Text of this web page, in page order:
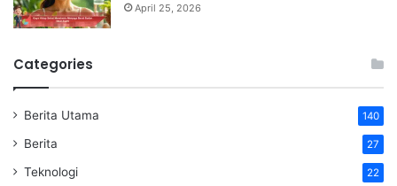
April 25, 2026
Categories
Berita Utama 140
Berita 27
Teknologi 22